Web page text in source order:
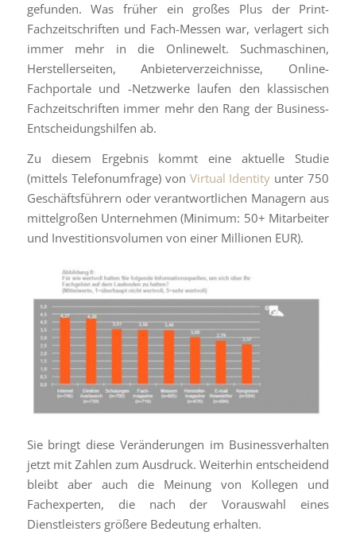
gefunden. Was früher ein großes Plus der Print-
Fachzeitschriften und Fach-Messen war, verlagert sich
immer mehr in die Onlinewelt. Suchmaschinen,
Herstellerseiten, Anbieterverzeichnisse, Online-
Fachportale und -Netzwerke laufen den klassischen
Fachzeitschriften immer mehr den Rang der Business-
Entscheidungshilfen ab.
Zu diesem Ergebnis kommt eine aktuelle Studie
(mittels Telefonumfrage) von Virtual Identity unter 750
Geschäftsführern oder verantwortlichen Managern aus
mittelgroßen Unternehmen (Minimum: 50+ Mitarbeiter
und Investitionsvolumen von einer Millionen EUR).
Sie bringt diese Veränderungen im Businessverhalten
jetzt mit Zahlen zum Ausdruck. Weiterhin entscheidend
bleibt aber auch die Meinung von Kollegen und
Fachexperten, die nach der Vorauswahl eines
Dienstleisters größere Bedeutung erhalten.